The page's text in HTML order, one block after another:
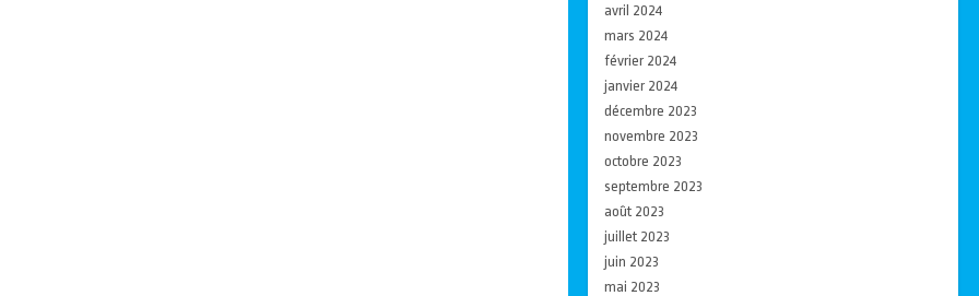
avril 2024
mars 2024
février 2024
janvier 2024
décembre 2023
novembre 2023
octobre 2023
septembre 2023
août 2023
juillet 2023
juin 2023
mai 2023